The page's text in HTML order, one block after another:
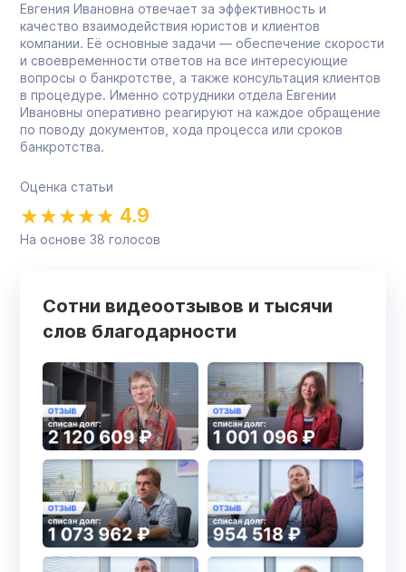
Евгения Ивановна отвечает за эффективность и
качество взаимодействия юристов и клиентов
компании. Её основные задачи — обеспечение скорости
и своевременности ответов на все интересующие
вопросы о банкротстве, а также консультация клиентов
в процедуре. Именно сотрудники отдела Евгении
Ивановны оперативно реагируют на каждое обращение
по поводу документов, хода процесса или сроков
банкротства.
Оценка статьи
4.9
На основе 38 голосов
Сотни видеоотзывов и тысячи
слов благодарности